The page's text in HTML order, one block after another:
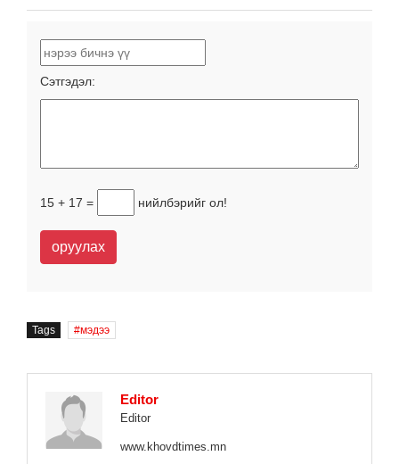
Сэтгэдэл:
15 + 17 = нийлбэрийг ол!
оруулах
Tags мэдээ
Editor
Editor
www.khovdtimes.mn